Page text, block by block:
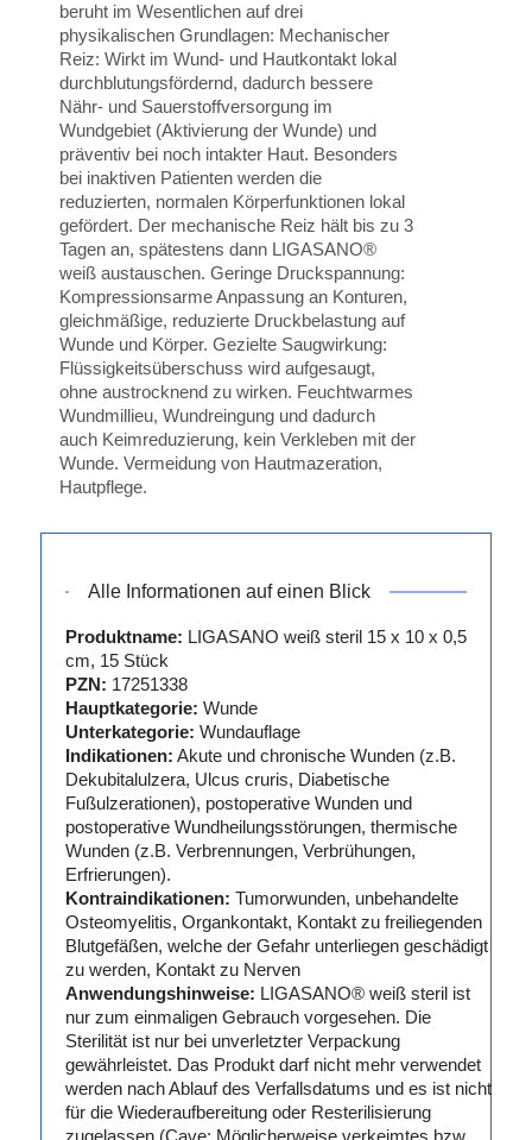
beruht im Wesentlichen auf drei
physikalischen Grundlagen: Mechanischer
Reiz: Wirkt im Wund- und Hautkontakt lokal
durchblutungsfördernd, dadurch bessere
Nähr- und Sauerstoffversorgung im
Wundgebiet (Aktivierung der Wunde) und
präventiv bei noch intakter Haut. Besonders
bei inaktiven Patienten werden die
reduzierten, normalen Körperfunktionen lokal
gefördert. Der mechanische Reiz hält bis zu 3
Tagen an, spätestens dann LIGASANO®
weiß austauschen. Geringe Druckspannung:
Kompressionsarme Anpassung an Konturen,
gleichmäßige, reduzierte Druckbelastung auf
Wunde und Körper. Gezielte Saugwirkung:
Flüssigkeitsüberschuss wird aufgesaugt,
ohne austrocknend zu wirken. Feuchtwarmes
Wundmillieu, Wundreingung und dadurch
auch Keimreduzierung, kein Verkleben mit der
Wunde. Vermeidung von Hautmazeration,
Hautpflege.
Alle Informationen auf einen Blick
Produktname: LIGASANO weiß steril 15 x 10 x 0,5
cm, 15 Stück
PZN: 17251338
Hauptkategorie: Wunde
Unterkategorie: Wundauflage
Indikationen: Akute und chronische Wunden (z.B.
Dekubitalulzera, Ulcus cruris, Diabetische
Fußulzerationen), postoperative Wunden und
postoperative Wundheilungsstörungen, thermische
Wunden (z.B. Verbrennungen, Verbrühungen,
Erfrierungen).
Kontraindikationen: Tumorwunden, unbehandelte
Osteomyelitis, Organkontakt, Kontakt zu freiliegenden
Blutgefäßen, welche der Gefahr unterliegen geschädigt
zu werden, Kontakt zu Nerven
Anwendungshinweise: LIGASANO® weiß steril ist
nur zum einmaligen Gebrauch vorgesehen. Die
Sterilität ist nur bei unverletzter Verpackung
gewährleistet. Das Produkt darf nicht mehr verwendet
werden nach Ablauf des Verfallsdatums und es ist nicht
für die Wiederaufbereitung oder Resterilisierung